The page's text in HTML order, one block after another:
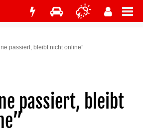
passiert, bleibt nicht online”
passiert, bleibt